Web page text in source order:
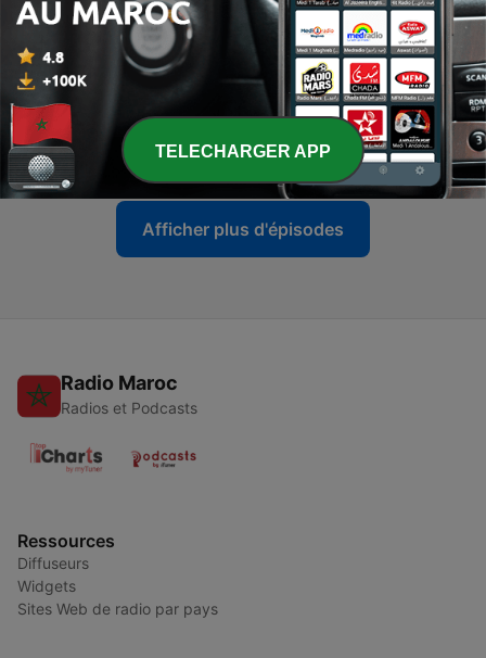
24 mai 2021
3 - मराठा वशं
24 mai 2021
- इतिहास कि रोचक जानकारिया।
21 mai 2021
Afficher plus d'épisodes
Radio Maroc
Radios et Podcasts
Ressources
Diffuseurs
Widgets
Sites Web de radio par pays
TELECHARGER APP